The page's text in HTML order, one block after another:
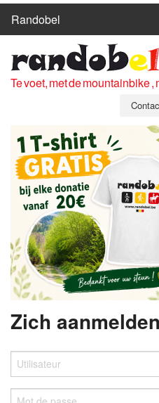
Randobel
ROUTES
CLUBS
OVER
LEDEN
ZICH AANMELDEN
GRATIS REGISTRATIE
WACHTWOORD VERGETEN
Te voet, met de mountainbike ,
Zich aanmelden